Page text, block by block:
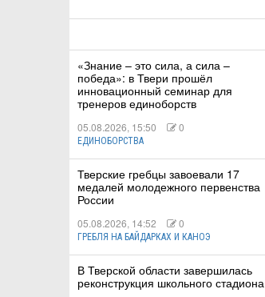
«Знание – это сила, а сила –
победа»: в Твери прошёл
инновационный семинар для
тренеров единоборств
05.08.2026, 15:50 0
ЕДИНОБОРСТВА
Тверские гребцы завоевали 17
медалей молодежного первенства
России
05.08.2026, 14:52 0
ГРЕБЛЯ НА БАЙДАРКАХ И КАНОЭ
В Тверской области завершилась
реконструкция школьного стадиона